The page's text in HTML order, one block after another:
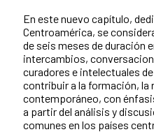
En este nuevo capítulo,
Centroamérica, se
de seis meses de duración
intercambios,
curadores e intelectuales
contribuir a la formación,
contemporáneo, con
a partir del análisis y
comunes en los países